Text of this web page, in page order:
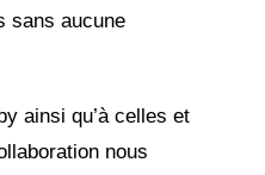
sans aucune
ainsi qu’à celles et
nous